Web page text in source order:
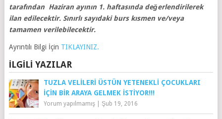
tarafından Haziran ayının 1. haftasında değerlendirilerek
ilan edilecektir. Sınırlı sayıdaki burs kısmen ve/veya
tamamen verilebilecektir.
Ayrıntılı Bilgi İçin TIKLAYINIZ.
İLGILI YAZILAR
TUZLA VELILERI ÜSTÜN YETENEKLI ÇOCUKLARI
IÇIN BIR ARAYA GELMEK İSTIYOR!!!
Yorum yapılmamış| Şub 19, 2016